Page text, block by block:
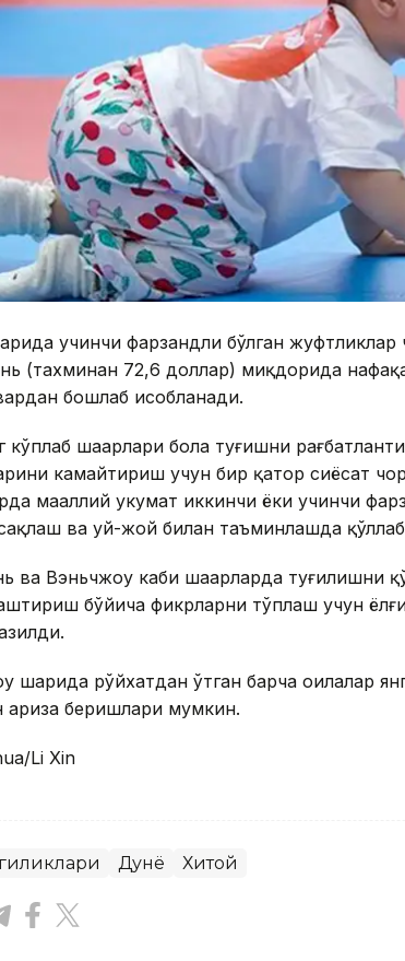
учинчи фарзандли бўлган жуфтликлар
(тахминан 72,6 доллар) миқдорида
бошлаб ҳисобланади.
кўплаб шаҳарлари бола туғишни
камайтириш учун бир қатор сиёсат
маҳаллий ҳукумат иккинчи ёки учинчи
ва уй-жой билан таъминлашда
ва Вэньчжоу каби шаҳарларда туғилишни
бўйича фикрларни тўплаш учун
шаҳрида рўйхатдан ўтган барча оилалар
ариза беришлари мумкин.
Li Xin
Дунё Хитой